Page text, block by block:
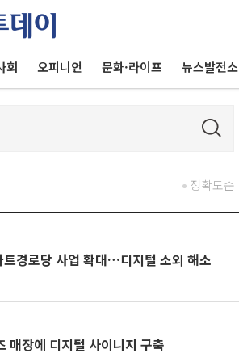
회 오피니언 문화·라이프 뉴스발전소
정확도순
경로당 사업 확대…디지털 소외 해소
매장에 디지털 사이니지 구축